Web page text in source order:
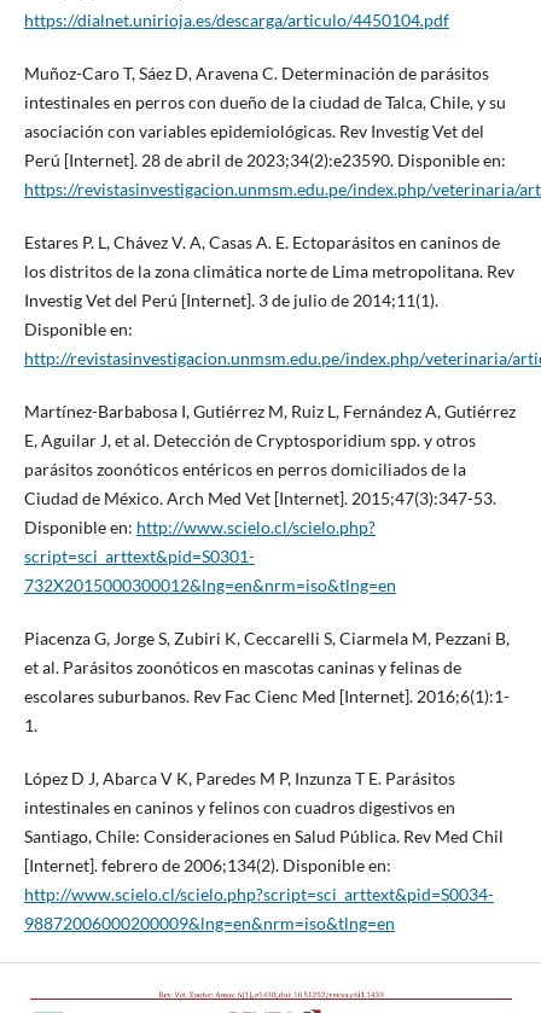
https://dialnet.unirioja.es/descarga/articulo/4450104.pdf
Muñoz-Caro T, Sáez D, Aravena C. Determinación de parásitos
intestinales en perros con dueño de la ciudad de Talca, Chile, y su
asociación con variables epidemiológicas. Rev Investig Vet del
Perú [Internet]. 28 de abril de 2023;34(2):e23590. Disponible en:
https://revistasinvestigacion.unmsm.edu.pe/index.php/veterinaria/
Estares P. L, Chávez V. A, Casas A. E. Ectoparásitos en caninos de
los distritos de la zona climática norte de Lima metropolitana. Rev
Investig Vet del Perú [Internet]. 3 de julio de 2014;11(1).
Disponible en:
http://revistasinvestigacion.unmsm.edu.pe/index.php/veterinaria/
Martínez-Barbabosa I, Gutiérrez M, Ruiz L, Fernández A, Gutiérrez
E, Aguilar J, et al. Detección de Cryptosporidium spp. y otros
parásitos zoonóticos entéricos en perros domiciliados de la
Ciudad de México. Arch Med Vet [Internet]. 2015;47(3):347-53.
Disponible en: http://www.scielo.cl/scielo.php?
script=sci_arttext&pid=S0301-
732X2015000300012&lng=en&nrm=iso&tlng=en
Piacenza G, Jorge S, Zubiri K, Ceccarelli S, Ciarmela M, Pezzani B,
et al. Parásitos zoonóticos en mascotas caninas y felinas de
escolares suburbanos. Rev Fac Cienc Med [Internet]. 2016;6(1):1-
1.
López D J, Abarca V K, Paredes M P, Inzunza T E. Parásitos
intestinales en caninos y felinos con cuadros digestivos en
Santiago, Chile: Consideraciones en Salud Pública. Rev Med Chil
[Internet]. febrero de 2006;134(2). Disponible en:
http://www.scielo.cl/scielo.php?script=sci_arttext&pid=S0034-
98872006000200009&lng=en&nrm=iso&tlng=en